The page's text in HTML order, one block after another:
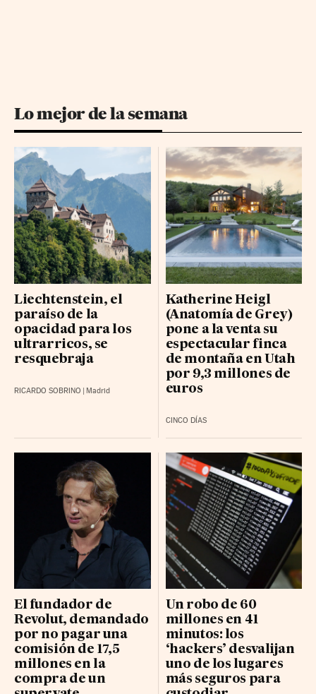
Lo mejor de la semana
Liechtenstein, el
paraíso de la
opacidad para los
ultrarricos, se
resquebraja
RICARDO SOBRINO | Madrid
Katherine Heigl
(Anatomía de Grey)
pone a la venta su
espectacular finca
de montaña en Utah
por 9,3 millones de
euros
CINCO DÍAS
El fundador de
Revolut, demandado
por no pagar una
comisión de 17,5
millones en la
compra de un
Un robo de 60
millones en 41
minutos: los
‘hackers’ desvalijan
uno de los lugares
más seguros para